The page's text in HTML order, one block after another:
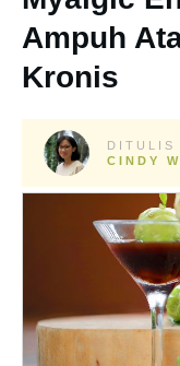
Ampuh
Kronis
DITULIS
CINDY